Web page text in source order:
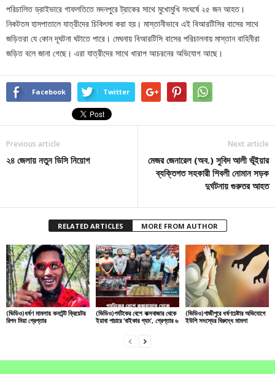
পরিচালিত ড্রাইভারে গাফলতিতে মদনপুরে ট্রাকের সাথে মুখোমুখি সংঘর্ষে ২৫ জন আহত।
নিকটতম হাসপাতালে যাত্রীদের চিকিৎসা করা হয়। মাস্তানীভাবে এই বিআরটিসির বাসের সাথে
জড়িতরা যে কোন দূঘটনা ঘটাতে পারে। মেঘনায় বিআরটিসি বাসের পরিচালনায় মাস্তান বাহিনীরা
জড়িত বলে জানা গেছে। এরা যাত্রীদের সাথে খারাপ আচরনের অভিযোগ আছে।
Facebook Twitter
Previous article
২৪ জেলায় নতুন ডিসি নিয়োগ
Next article
মেজর জেনারেল (অব.) সুবিদ আলী ভূঁইয়ার
ব্যক্তিগত সহকারী শিবলী নোমান সড়ক
দুর্ঘটনায় গুরুতর আহত
RELATED ARTICLES MORE FROM AUTHOR
(ভিডিও)ধর্ষণ মামলায় কনটেন্ট ক্রিয়েটর
রিপন মিয়া গ্রেপ্তার
(ভিডিও)পর্যটকের বেশে কক্সবাজার থেকে
ইয়াবা পাচারে ‘বাইকার গ্যাং’, গ্রেপ্তার ৬
(ভিডিও)গাজীপুরে ধর্ষণচেষ্টার অভিযোগে
ইউপি সদস্যের বিরুদ্ধে মামলা